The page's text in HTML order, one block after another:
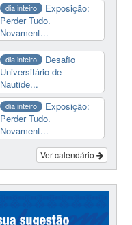
dia inteiro
Exposição:
Perder Tudo.
Novament...
dia inteiro
Desafio
Universitário de
Nautide...
dia inteiro
Exposição:
Perder Tudo.
Novament...
Ver calendário